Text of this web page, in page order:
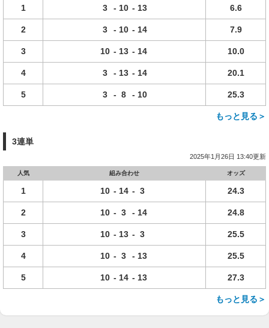
1 3 - 10 - 13 6.6
2 3 - 10 - 14 7.9
3 10 - 13 - 14 10.0
4 3 - 13 - 14 20.1
5 3 - 8 - 10 25.3
もっと見る＞
3連単
2025年1月26日 13:40更新
人気 組み合わせ オッズ
1 10 - 14 - 3 24.3
2 10 - 3 - 14 24.8
3 10 - 13 - 3 25.5
4 10 - 3 - 13 25.5
5 10 - 14 - 13 27.3
もっと見る＞